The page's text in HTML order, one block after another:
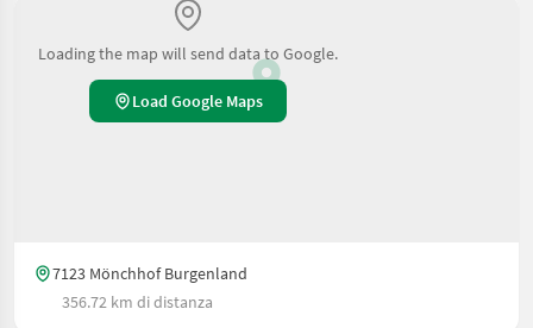
Loading the map will send data to Google.
Load Google Maps
7123 Mönchhof Burgenland
356.72 km di distanza